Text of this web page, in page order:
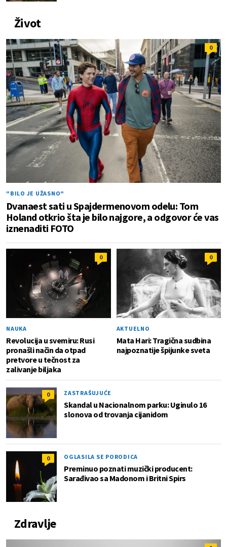
Život
0
"BILO JE UŽASNO"
Dvanaest sati u Spajdermenovom odelu: Tom
Holand otkrio šta je bilo najgore, a odgovor će vas
iznenaditi FOTO
0
NAUKA
Revolucija u svemiru: Rusi
pronašli način da otpad
pretvore u tečnost za
zalivanje biljaka
0
AKTUELNO
Mata Hari: Tragična sudbina
najpoznatije špijunke sveta
0 ZASTRAŠUJUĆE
Skandal u Nacionalnom parku: Uginulo 16
slonova od trovanja cijanidom
0 OGLASILA SE PORODICA
Preminuo poznati muzički producent:
Sarađivao sa Madonom i Britni Spirs
Zdravlje